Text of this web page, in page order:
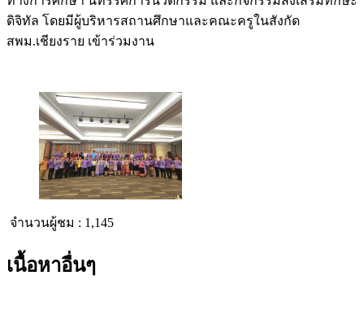
ดิจิทัล โดยมีผู้บริหารสถานศึกษาและคณะครูในสังกัด
สพม.เชียงราย เข้าร่วมงาน
จำนวนผู้ชม : 1,145
เนื้อหาอื่นๆ